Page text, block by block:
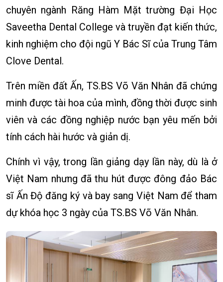
chuyên ngành Răng Hàm Mặt trường Đại Học
Saveetha Dental College và truyền đạt kiến thức,
kinh nghiệm cho đội ngũ Y Bác Sĩ của Trung Tâm
Clove Dental.
Trên miền đất Ấn, TS.BS Võ Văn Nhân đã chứng
minh được tài hoa của mình, đồng thời được sinh
viên và các đồng nghiệp nước bạn yêu mến bởi
tính cách hài hước và giản dị.
Chính vì vậy, trong lần giảng dạy lần này, dù là ở
Việt Nam nhưng đã thu hút được đông đảo Bác
sĩ Ấn Độ đăng ký và bay sang Việt Nam để tham
dự khóa học 3 ngày của TS.BS Võ Văn Nhân.